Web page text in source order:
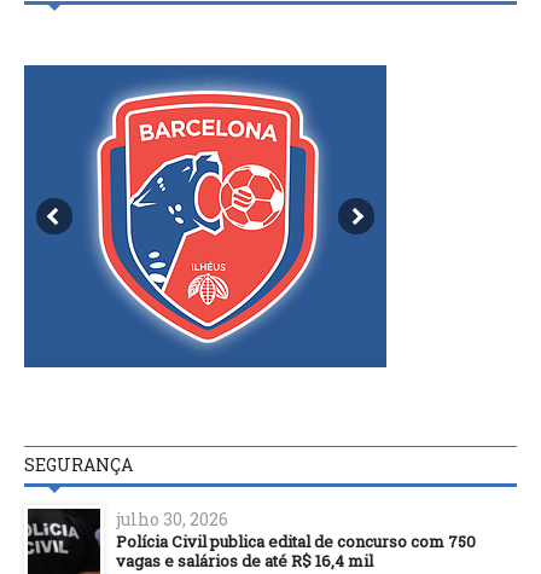
SEGURANÇA
julho 30, 2026
Polícia Civil publica edital de concurso com 750
vagas e salários de até R$ 16,4 mil